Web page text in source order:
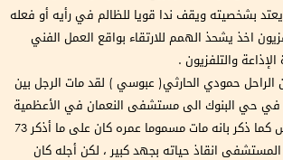
بشخصيته ويقف ندا قويا للظالم في رأيه أو فعله
اخذ يشحذ الهمم للارتقاء بواقع العمل الفني
والتلفزيون .
الراحل حمودي الحارثي( عبوسي ) لقد مات الرجل بين
في حي البنوك الى مستشفى النعمان في الأعظمية
نتيجة جلطة قلبية وليس كما ذكر بانه مات مسموما عمره كان على ما أذكر 73
المستشفى انقاذ حياته بجهد كبير ، لكن أجله كان